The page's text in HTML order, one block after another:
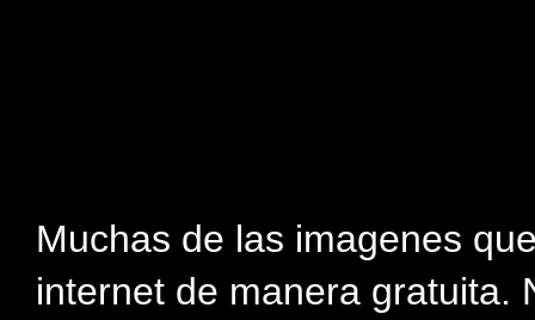
Muchas de las imagenes
internet de manera gratuita.